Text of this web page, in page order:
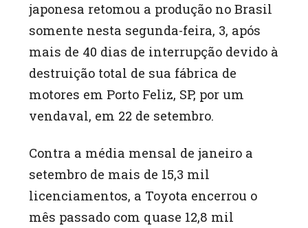
japonesa retomou a produção no Brasil
somente nesta segunda-feira, 3, após
mais de 40 dias de interrupção devido à
destruição total de sua fábrica de
motores em Porto Feliz, SP, por um
vendaval, em 22 de setembro.
Contra a média mensal de janeiro a
setembro de mais de 15,3 mil
licenciamentos, a Toyota encerrou o
mês passado com quase 12,8 mil